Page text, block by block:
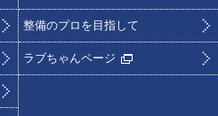
整備のプロを目指して
ラブちゃんページ